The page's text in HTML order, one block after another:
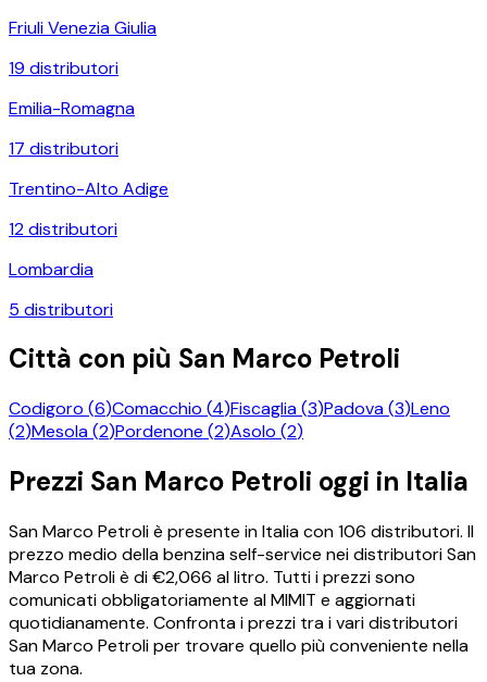
Friuli Venezia Giulia
19 distributori
Emilia-Romagna
17 distributori
Trentino-Alto Adige
12distributori
Lombardia
5 distributori
Città con più San Marco Petroli
Codigoro (6)Comacchio (4)Fiscaglia(3)Padova(3)Leno
(2)Mesola(2)Pordenone (2)Asolo (2)
Prezzi San Marco Petroli oggi in Italia
San Marco Petroliè presente in Italia con106 distributori. Il
prezzo medio della benzina self-service nei distributoriSan
Marco Petroliè di €2,066 al litro. Tutti i prezzi sono
comunicati obbligatoriamente al MIMIT e aggiornati
quotidianamente. Confronta i prezzi tra i vari distributori
San Marco Petroliper trovare quello più conveniente nella
tua zona.